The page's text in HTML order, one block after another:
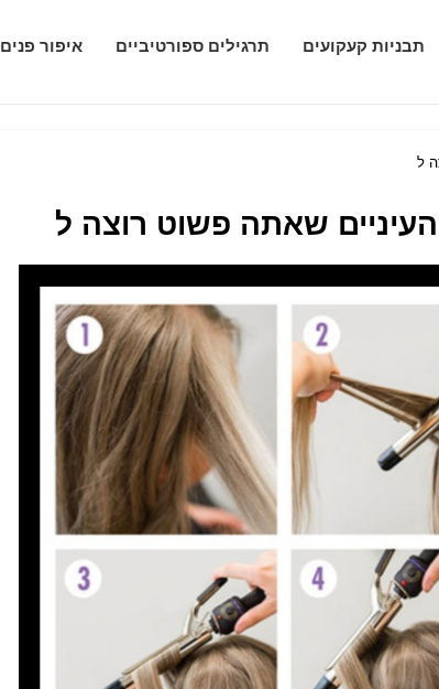
תבניות קעקועים תרגילים ספורטיביים איפור פנים
ל
שאתה פשוט רוצה ל